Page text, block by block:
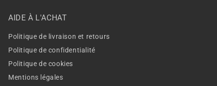
AIDE À L'ACHAT
Politique de livraison et retours
Politique de confidentialité
Politique de cookies
Mentions légales